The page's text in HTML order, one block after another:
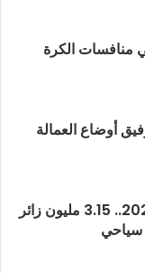
منافسات الكرة
أوضاع العمالة
السياحة الأردنية في 2026.. 3.15 مليون زائر